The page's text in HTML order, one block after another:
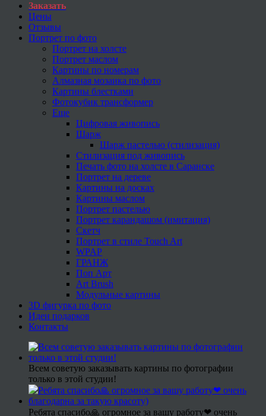
Заказать
Цены
Отзывы
Портрет по фото
Портрет на холсте
Портрет маслом
Картины по номерам
Алмазная мозаика по фото
Картины блестками
Фотокубик трансформер
Еще
Цифровая живопись
Шарж
Шарж пастелью (стилизация)
Стилизация под живопись
Печать фото на холсте в Саранске
Портрет на дереве
Картины на досках
Картины маслом
Портрет пастелью
Портрет карандашом (имитация)
Скетч
Портрет в стиле Touch Art
WPAP
ГРАНЖ
Поп Арт
Art Brush
Модульные картины
3D фигурка по фото
Идеи подарков
Контакты
Всем советую заказывать картины по фотографии
только в этой студии!
Ребята спасибо🙏 огромное за вашу работу❤ очень